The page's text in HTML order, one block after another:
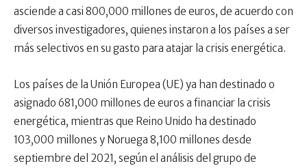
asciende a casi 800,000 millones de euros, de acuerdo con
diversos investigadores, quienes instaron a los países a ser
más selectivos en su gasto para atajar la crisis energética.
Los países de la Unión Europea (UE) ya han destinado o
asignado 681,000 millones de euros a financiar la crisis
energética, mientras que Reino Unido ha destinado
103,000 millones y Noruega 8,100 millones desde
septiembre del 2021, según el análisis del grupo de